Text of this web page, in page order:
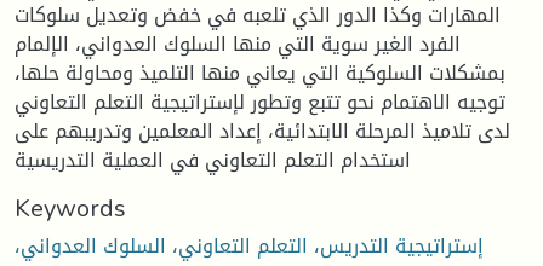
المهارات وكذا الدور الذي تلعبه في خفض وتعديل سلوكات
الفرد الغير سوية التي منها السلوك العدواني، الإلمام
بمشكلات السلوكية التي يعاني منها التلميذ ومحاولة حلها،
توجيه الاهتمام نحو تتبع وتطور لإستراتيجية التعلم التعاوني
لدى تلاميذ المرحلة الابتدائية، إعداد المعلمين وتدريبهم على
استخدام التعلم التعاوني في العملية التدريسية
Keywords
إستراتيجية التدريس، التعلم التعاوني، السلوك العدواني،